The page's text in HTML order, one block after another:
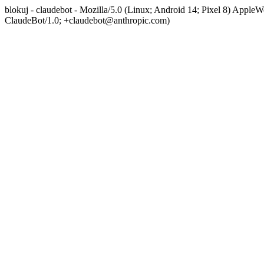
blokuj - claudebot - Mozilla/5.0 (Linux; Android 14; Pixel 8)
ClaudeBot/1.0; +claudebot@anthropic.com)